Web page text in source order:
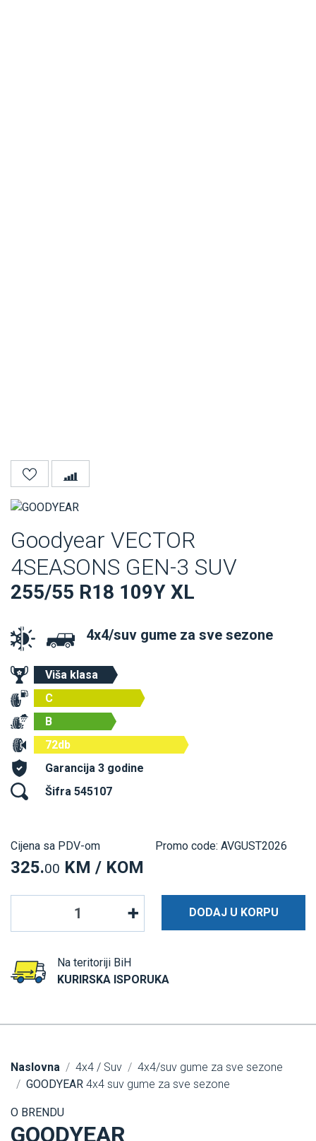
Goodyear VECTOR
4SEASONS GEN-3 SUV
255/55 R18 109Y XL
4x4/suv gume za sve sezone
Viša klasa
C
B
72db
Garancija 3 godine
Šifra 545107
Cijena sa PDV-om
325.00 KM / KOM
Promo code: AVGUST2026
DODAJ U KORPU
Na teritoriji BiH
KURIRSKA ISPORUKA
Naslovna 4x4 / Suv
4x4/suv gume za sve sezone
GOODYEAR 4x4 suv gume za sve sezone
O BRENDU
GOODYEAR